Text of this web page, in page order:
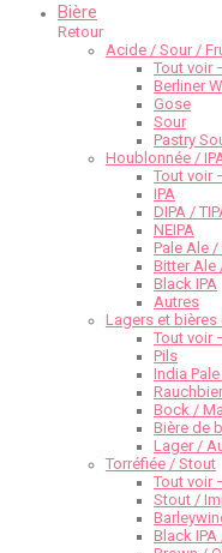
Bière
Retour
Acide / Sour /
Tout voir
Berliner
Gose
Sour
Pastry
Houblonnée /
Tout voir
IPA
DIPA /
NEIPA
Pale Ale /
Bitter Ale
Black IPA
Autres
Lagers et bières
Tout voir
Pils
India
Rauchbier
Bock /
Bière de
Lager /
Torréfiée / Stout
Tout voir
Stout /
Black